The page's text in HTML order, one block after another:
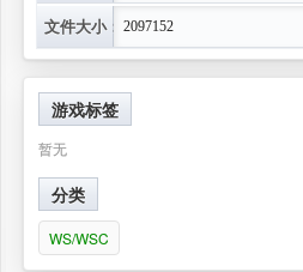
文件大小： 2097152
游戏标签
暂无
分类
WS/WSC